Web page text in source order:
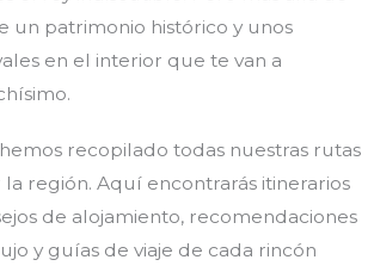
un patrimonio histórico y unos
en el interior que te van a
recopilado todas nuestras rutas
la región. Aquí encontrarás itinerarios
de alojamiento, recomendaciones
y guías de viaje de cada rincón